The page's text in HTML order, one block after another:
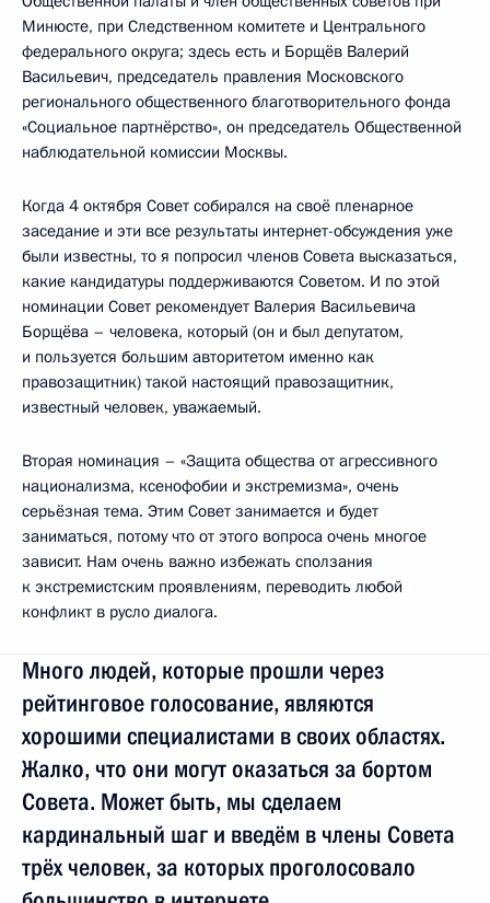
Минюсте, при Следственном комитете и Центрального
федерального округа; здесь есть и Борщёв Валерий
Васильевич, председатель правления Московского
регионального общественного благотворительного фонда
«Социальное партнёрство», он председатель Общественной
наблюдательной комиссии Москвы.
Когда 4 октября Совет собирался на своё пленарное
заседание и эти все результаты интернет-обсуждения уже
были известны, то я попросил членов Совета высказаться,
какие кандидатуры поддерживаются Советом. И по этой
номинации Совет рекомендует Валерия Васильевича
Борщёва – человека, который (он и был депутатом,
и пользуется большим авторитетом именно как
правозащитник) такой настоящий правозащитник,
известный человек, уважаемый.
Вторая номинация – «Защита общества от агрессивного
национализма, ксенофобии и экстремизма», очень
серьёзная тема. Этим Совет занимается и будет
заниматься, потому что от этого вопроса очень многое
зависит. Нам очень важно избежать сползания
к экстремистским проявлениям, переводить любой
конфликт в русло диалога.
Много людей, которые прошли через
рейтинговое голосование, являются
хорошими специалистами в своих областях.
Жалко, что они могут оказаться за бортом
Совета. Может быть, мы сделаем
кардинальный шаг и введём в члены Совета
трёх человек, за которых проголосовало